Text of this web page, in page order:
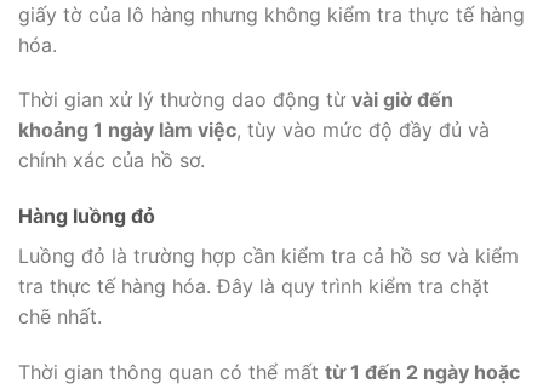
giấy tờ của lô hàng nhưng không kiểm tra thực tế hàng
hóa.
Thời gian xử lý thường dao động từ vài giờ đến
khoảng 1 ngày làm việc, tùy vào mức độ đầy đủ và
chính xác của hồ sơ.
Hàng luồng đỏ
Luồng đỏ là trường hợp cần kiểm tra cả hồ sơ và kiểm
tra thực tế hàng hóa. Đây là quy trình kiểm tra chặt
chẽ nhất.
Thời gian thông quan có thể mất từ 1 đến 2 ngày hoặc